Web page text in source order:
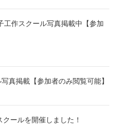
工作スクール写真掲載中【参加
真掲載【参加者のみ閲覧可能】
ールを開催しました！